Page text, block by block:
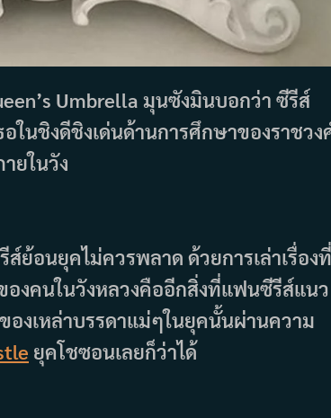
Umbrella มุนซังมินบอกว่า ซีรีส์
ในชิงดีชิงเด่นด้านการศึกษาของราชวง
ยในวัง
ย้อนยุคไม่ควรพลาด ด้วยการเล่าเรื่องที่
องคนในวังหลวงคืออีกสิ่งที่แฟนซีรีส์แนว
องเหล่าบรรดาแม่ๆในยุคนั้นผ่านความ
ยุคโชซอนเลยก็ว่าได้